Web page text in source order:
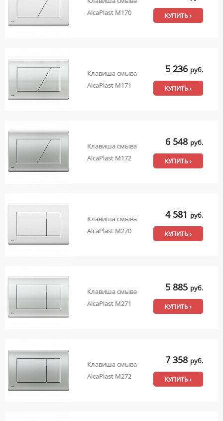
AlcaPlast M170
КУПИТЬ ›
Клавиша смыва
AlcaPlast M171
5 236 руб.
КУПИТЬ ›
Клавиша смыва
AlcaPlast M172
6 548 руб.
КУПИТЬ ›
Клавиша смыва
AlcaPlast M270
4 581 руб.
КУПИТЬ ›
Клавиша смыва
AlcaPlast M271
5 885 руб.
КУПИТЬ ›
Клавиша смыва
AlcaPlast M272
7 358 руб.
КУПИТЬ ›